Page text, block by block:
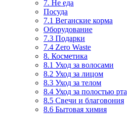
7. Не еда
Посуда
7.1 Веганские корма
Оборудование
7.3 Подарки
7.4 Zero Waste
8. Косметика
8.1 Уход за волосами
8.2 Уход за лицом
8.3 Уход за телом
8.4 Уход за полостью рта
8.5 Свечи и благовония
8.6 Бытовая химия